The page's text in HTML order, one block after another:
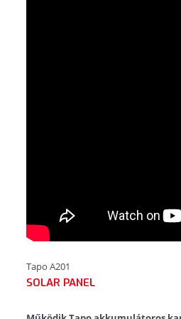
Tapo A201
SOLAR PANEL